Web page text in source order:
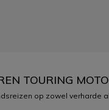
TOURING
op zowel verharde